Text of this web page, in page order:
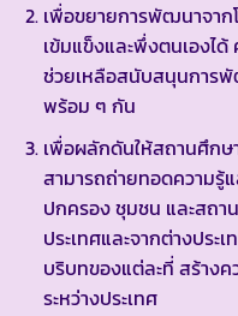
เพื่อขยายการพัฒนาจาก
เข้มแข็งและพึ่งตนเองไ
ช่วยเหลือสนับสนุนการพั
พร้อม ๆ กัน
เพื่อผลักดันให้สถานศึก
สามารถถ่ายทอดความรู้
ปกครอง ชุมชน และสถา
ประเทศและจากต่างประ
บริบทของแต่ละที่ สร้างค
ระหว่างประเทศ